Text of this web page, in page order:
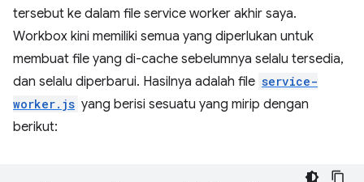
tersebut ke dalam file service worker akhir saya.
Workbox kini memiliki semua yang diperlukan untuk
membuat file yang di-cache sebelumnya selalu tersedia,
dan selalu diperbarui. Hasilnya adalah file service-
worker.js yang berisi sesuatu yang mirip dengan
berikut: